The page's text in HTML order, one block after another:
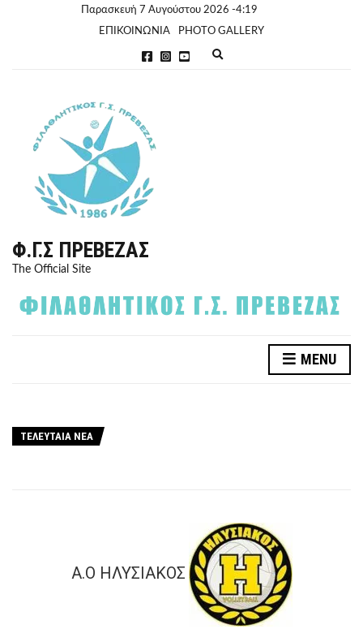
Παρασκευή 7 Αυγούστου 2026 -4:19
ΕΠΙΚΟΙΝΩΝΙΑ
PHOTO GALLERY
Φ.Γ.Σ ΠΡΈΒΕΖΑΣ
The Official Site
MENU
ΤΕΛΕΥΤΑΙΑ ΝΕΑ
Α.Ο ΗΛΥΣΙΑΚΟΣ